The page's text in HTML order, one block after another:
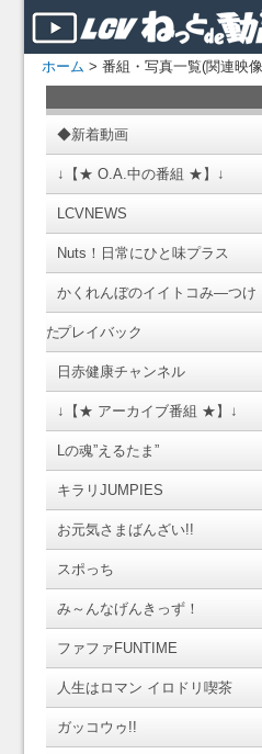
ホーム > 番組・写真一覧(関連映
◆新着動画
↓【★ O.A.中の番組 ★】↓
LCVNEWS
Nuts！日常にひと味プラス
かくれんぼのイイトコみ―つけ
たプレイバック
日赤健康チャンネル
↓【★ アーカイブ番組 ★】↓
Lの魂”えるたま”
キラリJUMPIES
お元気さまばんざい!!
スポっち
み～んなげんきっず！
ファファFUNTIME
人生はロマン イロドリ喫茶
ガッコウゥ!!